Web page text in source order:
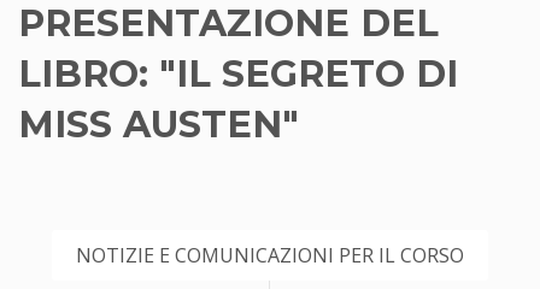
PRESENTAZIONE DEL
LIBRO: "IL SEGRETO DI
MISS AUSTEN"
NOTIZIE E COMUNICAZIONI PER IL CORSO